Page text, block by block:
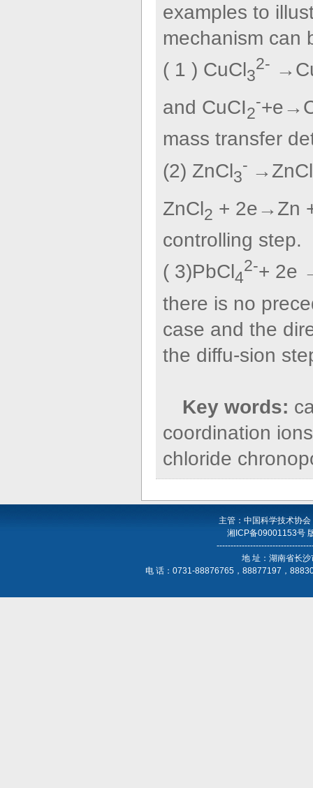
examples to
mechanism can
( 1 ) CuCl3
2-
and CuCI2
-
mass transfer
(2) ZnCl3
- →ZnCl
ZnCl2 + 2e→Zn
controlling step.
( 3)PbCl 4
2-+ 2e
there is no
case and the
the diffu-sion
Key words:
coordination
chloride
主管：中国科学技术协
湘ICP备09001153号
地 址：湖南省长
电 话：0731-88876765，88877197，